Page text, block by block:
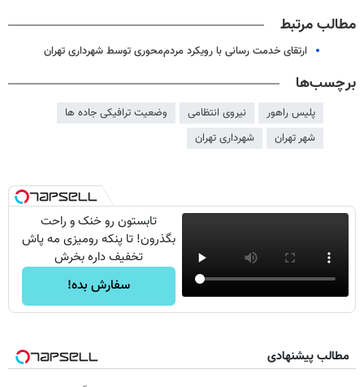
مطالب مرتبط
ارتقای خدمت رسانی با رویکرد مردم‌محوری توسط شهرداری تهران
برچسب‌ها
پلیس راهور نیروی انتظامی
وضعیت ترافیکی جاده ها
شهر تهران
شهرداری تهران
تابستون رو خنک و راحت
بگذرون! تا پنکه رومیزی مه پاش
تخفیف داره بخرش
سفارش بده!
مطالب پیشنهادی